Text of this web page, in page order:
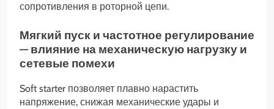
сопротивления в роторной цепи.
Мягкий пуск и частотное регулирование
— влияние на механическую нагрузку и
сетевые помехи
Soft starter позволяет плавно нарастить
напряжение, снижая механические удары и